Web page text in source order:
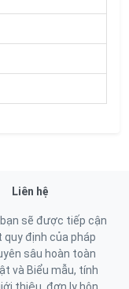
Liên hệ
sẽ được tiếp cận
định của pháp
sâu hoàn toàn
và Biểu mẫu, tính